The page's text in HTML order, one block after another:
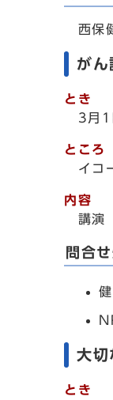
西保
がん
とき
3月1
ところ
イコ
内容
講演
問合
大
とき